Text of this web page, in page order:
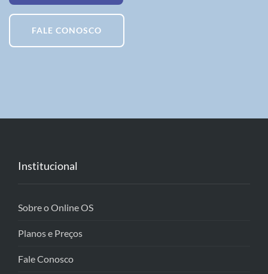
FALE CONOSCO
Institucional
Sobre o Online OS
Planos e Preços
Fale Conosco